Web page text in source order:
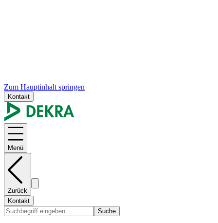
Zum Hauptinhalt springen
Kontakt
Menü
Zurück
Kontakt
Suche